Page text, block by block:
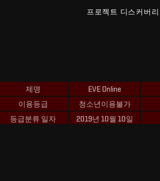
프로젝트 디스커버리
제명
EVE Online
이용등급
청소년이용불가
등급분류 일자
2019년 10월 10일